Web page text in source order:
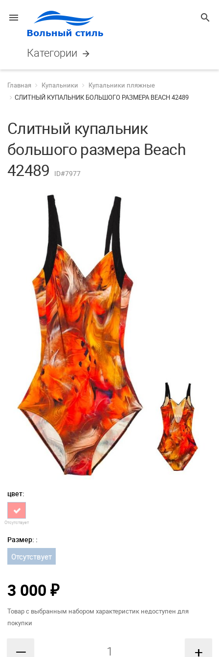
menu search
Категории arrow_forward
Главная Купальники
Купальники пляжные
СЛИТНЫЙ КУПАЛЬНИК БОЛЬШОГО РАЗМЕРА BEACH 42489
Слитный купальник
большого размера Beach
42489
ID#7977
цвет:
Отсутствует
Размер: :
Отсутствует
3 000 ₽
Товар с выбранным набором характеристик недоступен для
покупки
— +